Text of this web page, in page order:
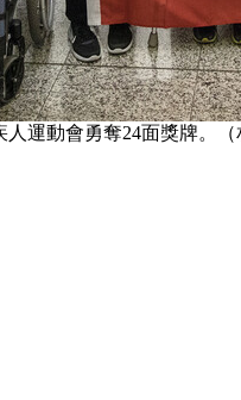
人運動會勇奪24面獎牌。